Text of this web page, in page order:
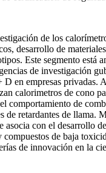
de los
desarrollo de
Este segmento está
de investigación
D en empresas privadas.
calorimetros de cono
comportamiento de
de retardantes de llama.
asocia con el desarrollo
compuestos de baja
de innovación en la